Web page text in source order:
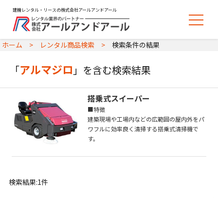
建機レンタル・リースの株式会社アールアンドアール
ホーム レンタル商品検索 検索条件の結果
「アルマジロ 」を含む検索結果
搭乗式スイーパー
■特徴
建築現場や工場内などの広範囲の屋内外をパ
ワフルに効率良く清掃する搭乗式清掃機で
す。
検索結果:1件